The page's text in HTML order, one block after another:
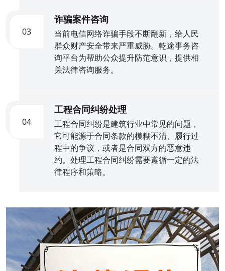
03
诈骗案件咨询
当前电信网络诈骗手段不断翻新，给人民
群众财产安全带来严重威胁。乾途事务咨
询平台为帮助公众提升防范意识，提供相
关法律咨询服务。
04
工程合同纠纷处理
工程合同纠纷是建筑行业中常见的问题，
它可能源于合同条款的模糊不清、履行过
程中的争议，或者是合同双方的恶意违
约。处理工程合同纠纷需要遵循一定的法
律程序和策略。